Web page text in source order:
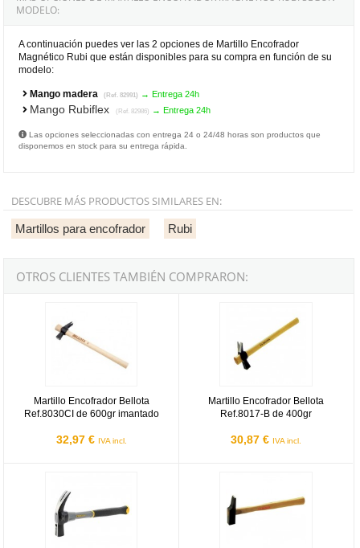
MODELO:
A continuación puedes ver las 2 opciones de Martillo Encofrador
Magnético Rubi que están disponibles para su compra en función de su
modelo:
Mango madera (Ref. 82991) → Entrega 24h
Mango Rubiflex (Ref. 82986) → Entrega 24h
Las opciones seleccionadas con entrega 24 o 24/48 horas son productos que
disponemos en stock para su entrega rápida.
DESCUBRE MÁS PRODUCTOS SIMILARES EN:
Martillos para encofrador Rubi
OTROS CLIENTES TAMBIÉN COMPRARON:
Martillo Encofrador Bellota
Ref.8030CI de 600gr imantado
32,97 € IVA incl.
Martillo Encofrador Bellota
Ref.8017-B de 400gr
30,87 € IVA incl.